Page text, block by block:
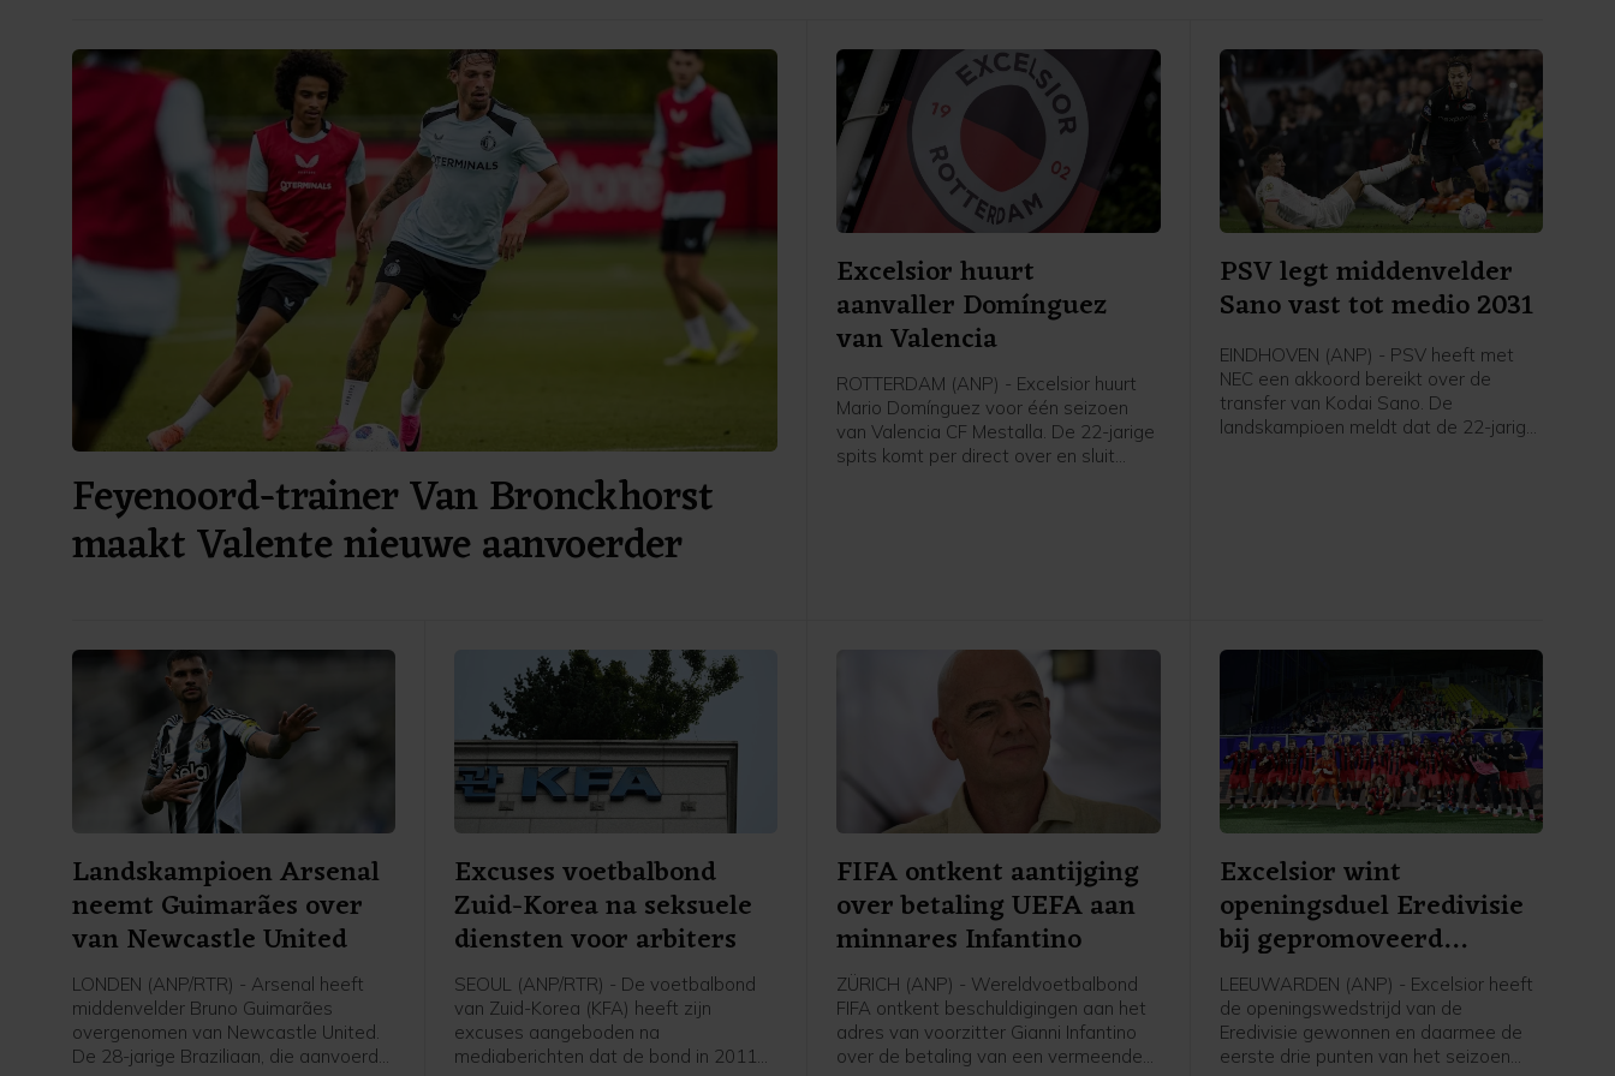
Feyenoord-trainer Van Bronckhorst
maakt Valente nieuwe aanvoerder
Excelsior huurt
aanvaller Domínguez
van Valencia
ROTTERDAM (ANP) - Excelsior huurt
Mario Domínguez voor één seizoen
van Valencia CF Mestalla. De 22-jarige
spits komt per direct over en sluit
PSV legt middenvelder
Sano vast tot medio 2031
EINDHOVEN (ANP) - PSV heeft met
NEC een akkoord bereikt over de
transfer van Kodai Sano. De
landskampioen meldt dat de 22-jarige
Landskampioen Arsenal
neemt Guimarães over
van Newcastle United
LONDEN (ANP/RTR) - Arsenal heeft
middenvelder Bruno Guimarães
overgenomen van Newcastle United.
De 28-jarige Braziliaan, die aanvoerder
Excuses voetbalbond
Zuid-Korea na seksuele
diensten voor arbiters
SEOUL (ANP/RTR) - De voetbalbond
van Zuid-Korea (KFA) heeft zijn
excuses aangeboden na
mediaberichten dat de bond in 2011
FIFA ontkent aantijging
over betaling UEFA aan
minnares Infantino
ZÜRICH (ANP) - Wereldvoetbalbond
FIFA ontkent beschuldigingen aan het
adres van voorzitter Gianni Infantino
over de betaling van een vermeende
Excelsior wint
openingsduel Eredivisie
bij gepromoveerd
Cambuur
LEEUWARDEN (ANP) - Excelsior heeft
de openingswedstrijd van de
Eredivisie gewonnen en daarmee de
eerste drie punten van het seizoen